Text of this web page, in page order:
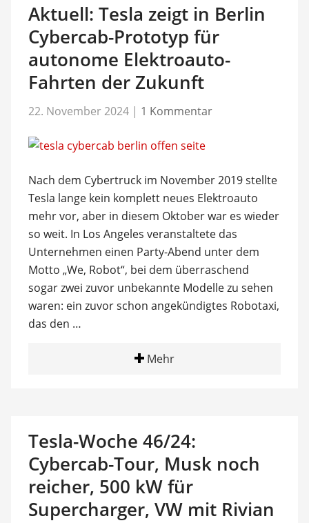
Aktuell: Tesla zeigt in Berlin
Cybercab-Prototyp für
autonome Elektroauto-
Fahrten der Zukunft
22. November 2024 | 1 Kommentar
Nach dem Cybertruck im November 2019 stellte
Tesla lange kein komplett neues Elektroauto
mehr vor, aber in diesem Oktober war es wieder
so weit. In Los Angeles veranstaltete das
Unternehmen einen Party-Abend unter dem
Motto „We, Robot“, bei dem überraschend
sogar zwei zuvor unbekannte Modelle zu sehen
waren: ein zuvor schon angekündigtes Robotaxi,
das den …
Mehr
Tesla-Woche 46/24:
Cybercab-Tour, Musk noch
reicher, 500 kW für
Supercharger, VW mit Rivian